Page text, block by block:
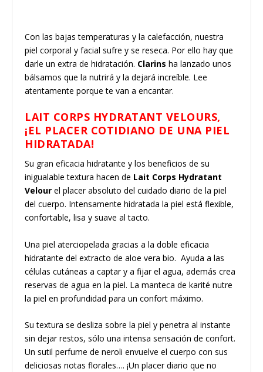
Con las bajas temperaturas y la calefacción, nuestra
piel corporal y facial sufre y se reseca. Por ello hay que
darle un extra de hidratación. Clarins ha lanzado unos
bálsamos que la nutrirá y la dejará increíble. Lee
atentamente porque te van a encantar.
LAIT CORPS HYDRATANT VELOURS,
¡EL PLACER COTIDIANO DE UNA PIEL
HIDRATADA!
Su gran eficacia hidratante y los beneficios de su
inigualable textura hacen de Lait Corps Hydratant
Velour el placer absoluto del cuidado diario de la piel
del cuerpo. Intensamente hidratada la piel está flexible,
confortable, lisa y suave al tacto.
Una piel aterciopelada gracias a la doble eficacia
hidratante del extracto de aloe vera bio. Ayuda a las
células cutáneas a captar y a fijar el agua, además crea
reservas de agua en la piel. La manteca de karité nutre
la piel en profundidad para un confort máximo.
Su textura se desliza sobre la piel y penetra al instante
sin dejar restos, sólo una intensa sensación de confort.
Un sutil perfume de neroli envuelve el cuerpo con sus
deliciosas notas florales…. ¡Un placer diario que no